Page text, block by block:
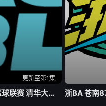
更新至第1集
亚洲大学生篮球联赛 清华大学VS菲律宾大学20260806